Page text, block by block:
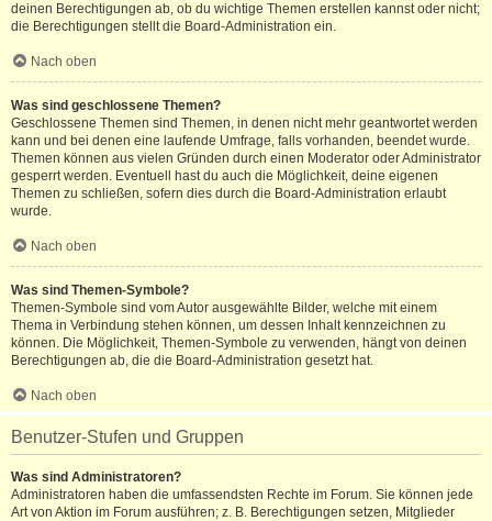
deinen Berechtigungen ab, ob du wichtige Themen erstellen kannst oder nicht;
die Berechtigungen stellt die Board-Administration ein.
Nach oben
Was sind geschlossene Themen?
Geschlossene Themen sind Themen, in denen nicht mehr geantwortet werden
kann und bei denen eine laufende Umfrage, falls vorhanden, beendet wurde.
Themen können aus vielen Gründen durch einen Moderator oder Administrator
gesperrt werden. Eventuell hast du auch die Möglichkeit, deine eigenen
Themen zu schließen, sofern dies durch die Board-Administration erlaubt
wurde.
Nach oben
Was sind Themen-Symbole?
Themen-Symbole sind vom Autor ausgewählte Bilder, welche mit einem
Thema in Verbindung stehen können, um dessen Inhalt kennzeichnen zu
können. Die Möglichkeit, Themen-Symbole zu verwenden, hängt von deinen
Berechtigungen ab, die die Board-Administration gesetzt hat.
Nach oben
Benutzer-Stufen und Gruppen
Was sind Administratoren?
Administratoren haben die umfassendsten Rechte im Forum. Sie können jede
Art von Aktion im Forum ausführen; z. B. Berechtigungen setzen, Mitglieder